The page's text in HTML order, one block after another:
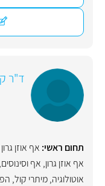
ד"ר
תחום ראשי: אף אוזן
אף אוזן גרון, אף וסינוסים,
אוטולוגיה,מיתרי קול,